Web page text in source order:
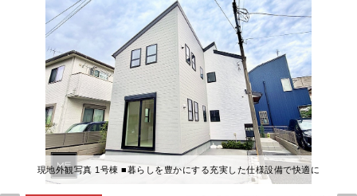
現地外観写真 1号棟 ■暮らしを豊かにする充実した仕様設備で快適に